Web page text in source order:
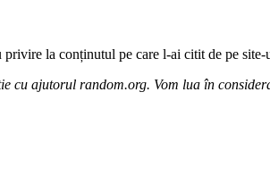
la conținutul pe care l-ai citit de pe
cu ajutorul random.org. Vom lua în